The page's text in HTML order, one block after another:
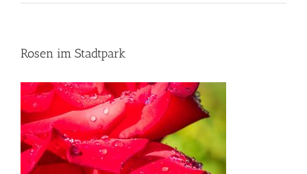
Rosen im Stadtpark